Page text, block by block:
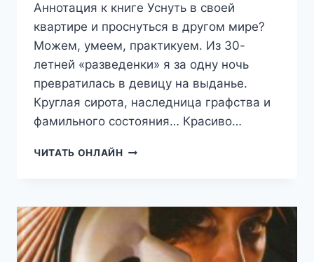
Аннотация к книге Уснуть в своей
квартире и проснуться в другом мире?
Можем, умеем, практикуем. Из 30-
летней «разведенки» я за одну ночь
превратилась в девицу на выданье.
Круглая сирота, наследница графства и
фамильного состояния… Красиво…
ЧИТАТЬ ОНЛАЙН ГЕРЦОГИНЯ